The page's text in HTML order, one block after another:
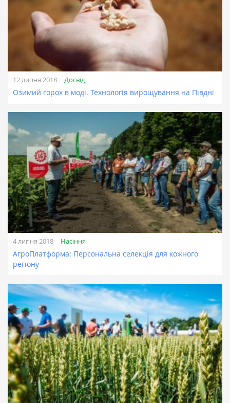
12 липня 2018 Досвід
Озимий горох в моді. Технологія вирощування на Півдні
4 липня 2018 Насіння
АгроПлатформа: Персональна селекція для кожного
регіону